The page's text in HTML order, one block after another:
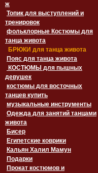
ж
Топик для выступлений и
тренировок
фольклорные Костюмы для
танца живота
БРЮКИ для танца живота
Пояс для танца живота
девушек
костюмы для восточных
танцев купить
музыкальные инструменты
Одежда для занятий танцами
живота
Бисер
Египетские коврики
Кальян Халил Мамун
Подарки
Прокат костюмов и